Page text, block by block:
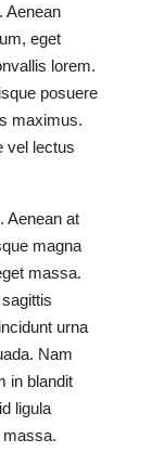
Aenean
eget
lorem.
posuere
maximus.
vel lectus
Aenean at
magna
massa.
urna
Nam
in blandit
ligula
massa.